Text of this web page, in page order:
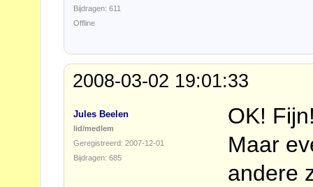
Bijdragen: 611
Offline
2008-03-02 19:01:33
Jules Beelen
lid/medlem
Geregistreerd: 2007-12-01
Bijdragen: 685
OK!
Maar
andere